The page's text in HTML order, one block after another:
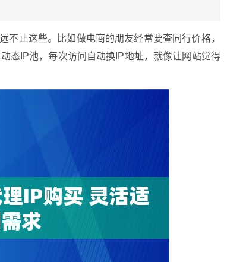
止这些。比如做电商的朋友经常要查同行价格，
态IP池，每次访问自动换IP地址，就像让网站觉得